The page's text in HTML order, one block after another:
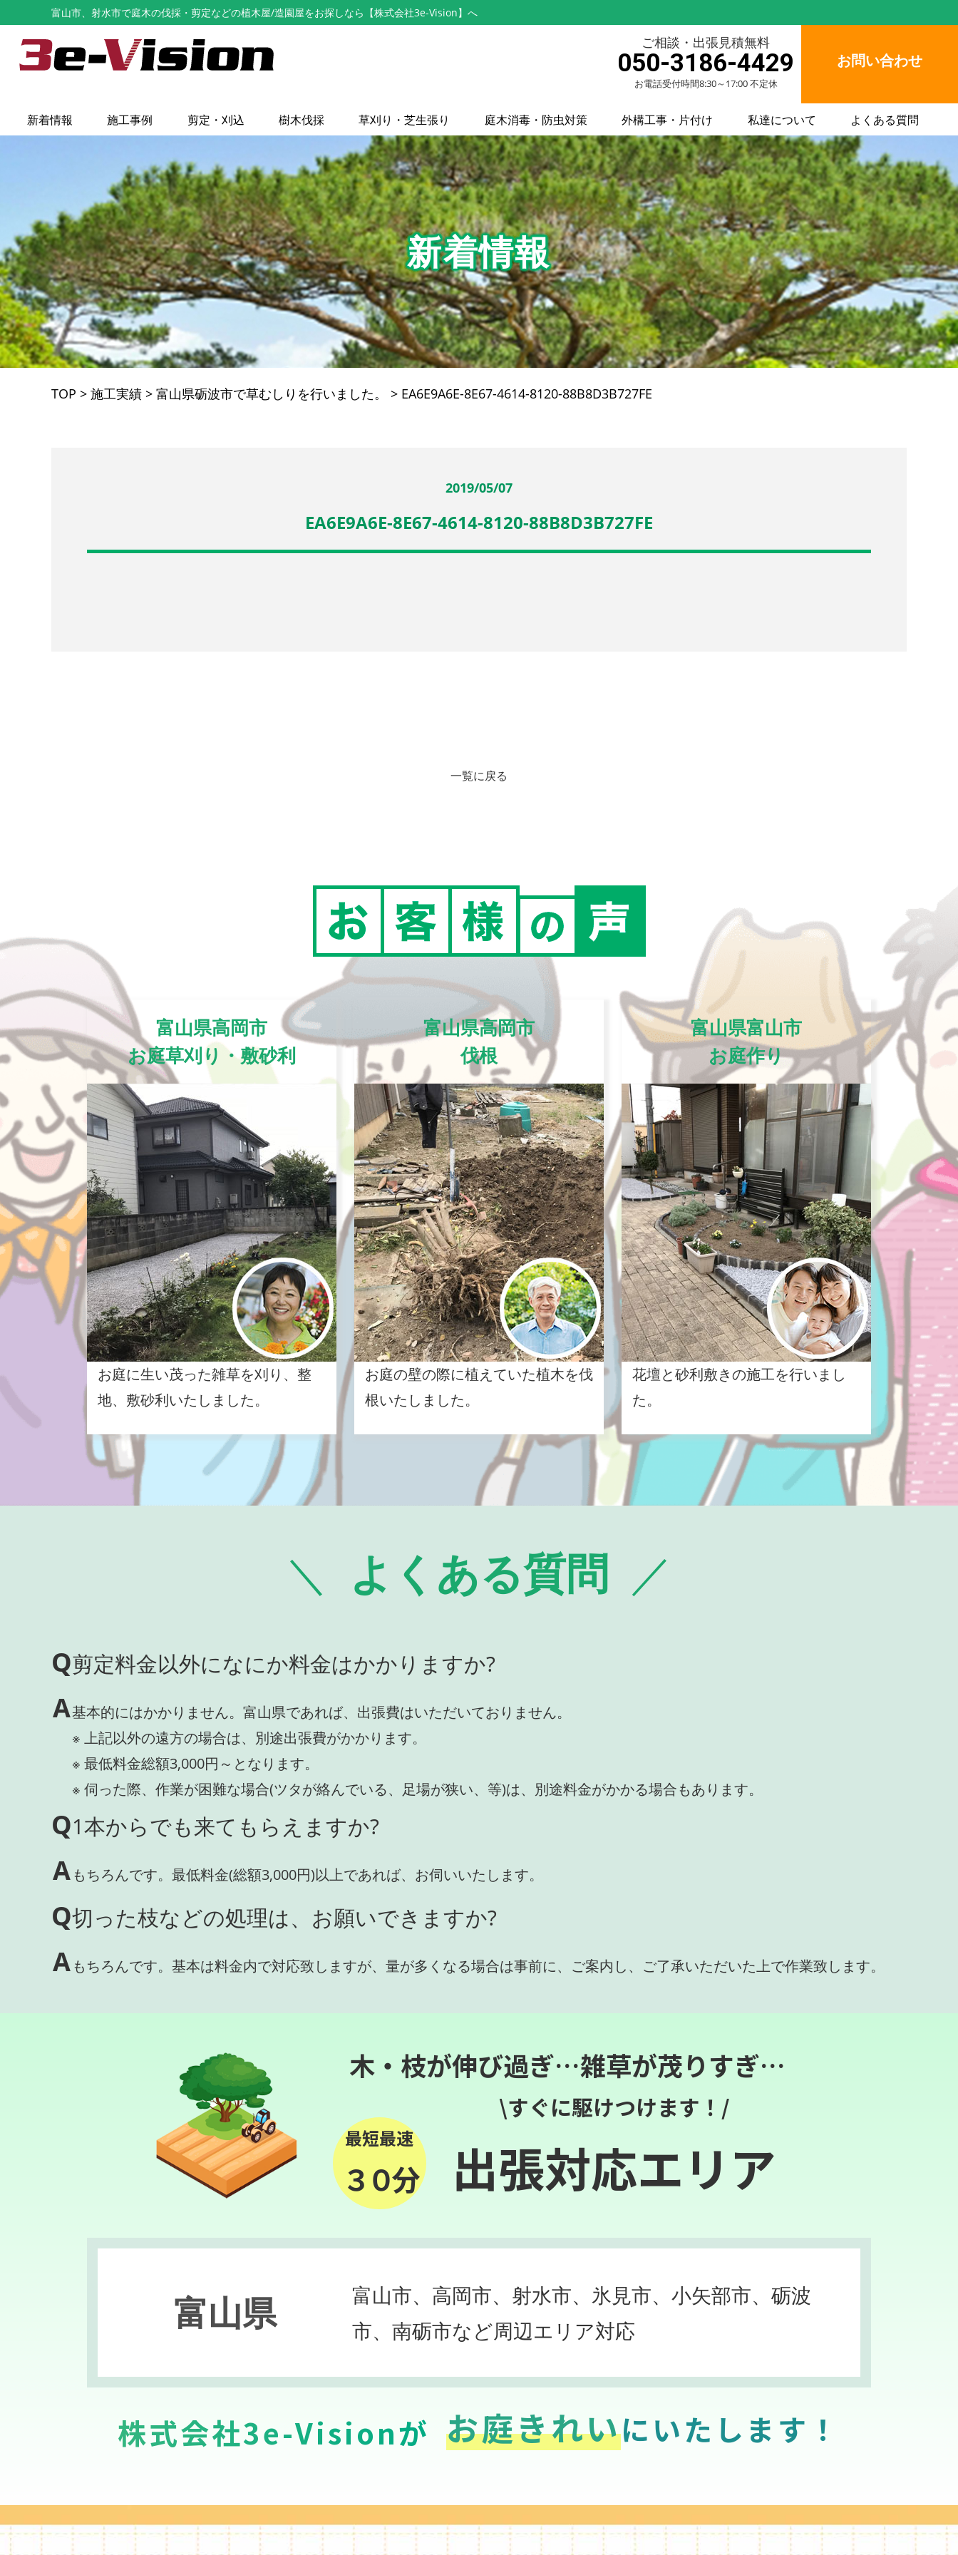
富山市、射水市で庭木の伐採・剪定などの植木屋/造園屋をお探しなら【株式会社3e-Vision】へ
ご相談・出張見積無料
050-3186-4429
お電話受付時間8:30～17:00 不定休
お問い合わせ
新着情報 施工事例 剪定・刈込 樹木伐採 草刈り・芝生張り 庭木消毒・防虫対策 外構工事・片付け 私達について よくある質問
新着情報
TOP > 施工実績 > 富山県砺波市で草むしりを行いました。 > EA6E9A6E-8E67-4614-8120-88B8D3B727FE
2019/05/07
EA6E9A6E-8E67-4614-8120-88B8D3B727FE
一覧に戻る
富山県高岡市
お庭草刈り・敷砂利
お庭に生い茂った雑草を刈り、整
地、敷砂利いたしました。
富山県高岡市
伐根
お庭の壁の際に植えていた植木を伐
根いたしました。
富山県富山市
お庭作り
花壇と砂利敷きの施工を行いまし
た。
よくある質問
Q剪定料金以外になにか料金はかかりますか?
A基本的にはかかりません。富山県であれば、出張費はいただいておりません。
※ 上記以外の遠方の場合は、別途出張費がかかります。
※ 最低料金総額3,000円～となります。
※ 伺った際、作業が困難な場合(ツタが絡んでいる、足場が狭い、等)は、別途料金がかかる場合もあります。
Q1本からでも来てもらえますか?
Aもちろんです。最低料金(総額3,000円)以上であれば、お伺いいたします。
Q切った枝などの処理は、お願いできますか?
Aもちろんです。基本は料金内で対応致しますが、量が多くなる場合は事前に、ご案内し、ご了承いただいた上で作業致します。
木・枝が伸び過ぎ…雑草が茂りすぎ…
最短最速
３０分
\すぐに駆けつけます！/
出張対応エリア
富山県
富山市、高岡市、射水市、氷見市、小矢部市、砺波
市、南砺市など周辺エリア対応
株式会社3e-Visionが お庭きれいにいたします！